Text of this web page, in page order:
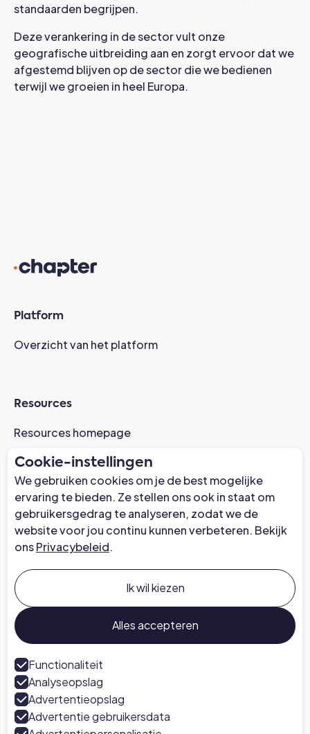
standaarden begrijpen.
Deze verankering in de sector vult onze
geografische uitbreiding aan en zorgt ervoor dat we
afgestemd blijven op de sector die we bedienen
terwijl we groeien in heel Europa.
Platform
Overzicht van het platform
Resources
Resources homepage
Casestudies
AI-gereedheid Webinar
Nieuws
Trust Center
Bedrijf
Over ons
Carrières bij Chapter
Praat met een expert
Pers
Volg ons
LinkedIn
Cookie-instellingen
We gebruiken cookies om je de best mogelijke
ervaring te bieden. Ze stellen ons ook in staat om
gebruikersgedrag te analyseren, zodat we de
website voor jou continu kunnen verbeteren. Bekijk
onsPrivacybeleid.
Ik wil kiezen
Alles accepteren
Functionaliteit
Analyseopslag
Advertentieopslag
Advertentie gebruikersdata